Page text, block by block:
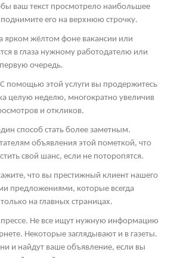
ваш текст просмотрело наибольшее
его на верхнюю строчку.
ярком жёлтом фоне вакансии или
в глаза нужному работодателю или
очередь.
помощью этой услуги вы продержитесь
целую неделю, многократно увеличив
и откликов.
способ стать более заметным.
объявления этой пометкой, что
свой шанс, если не поторопятся.
что вы престижный клиент нашего
предложениями, которые всегда
на главных страницах.
прессе. Не все ищут нужную информацию
Некоторые заглядывают и в газеты.
и найдут ваше объявление, если вы